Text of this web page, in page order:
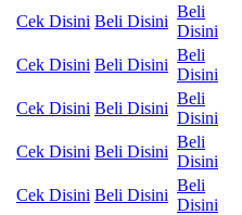
Cek Disini Beli Disini
Beli
Disini
Cek Disini Beli Disini
Beli
Disini
Cek Disini Beli Disini
Beli
Disini
Cek Disini Beli Disini
Beli
Disini
Cek Disini Beli Disini
Beli
Disini